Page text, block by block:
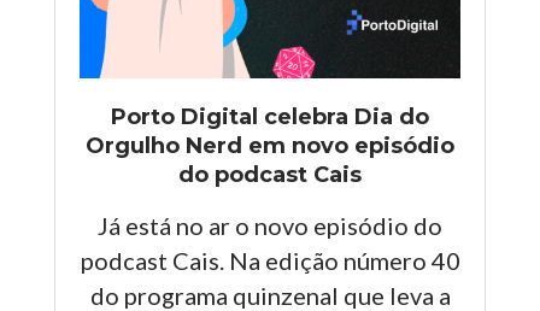
Porto Digital celebra Dia do
Orgulho Nerd em novo episódio
do podcast Cais
Já está no ar o novo episódio do
podcast Cais. Na edição número 40
do programa quinzenal que leva a